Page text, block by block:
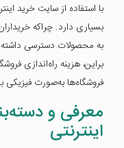
با استفاده از سایت خرید
بسیاری دارد. چراکه
به محصولات دسترسی داشته
براین، هزینه راه‌اندازی
فروشگاه‌ها به‌صورت فیزیکی
معرفی و
اینترنتی